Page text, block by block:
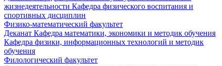
жизнедеятельности Кафедра физического воспитания и
спортивных дисциплин
Физико-математический факультет
Деканат Кафедра математики, экономики и методик обучения
Кафедра физики, информационных технологий и методик
обучения
Филологический факультет